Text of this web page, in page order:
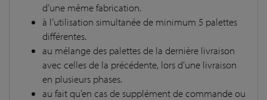
d’une même fabrication.
à l’utilisation simultanée de minimum 5 palettes
différentes.
au mélange des palettes de la dernière livraison
avec celles de la précédente, lors d’une livraison
en plusieurs phases.
au fait qu’en cas de supplément de commande ou